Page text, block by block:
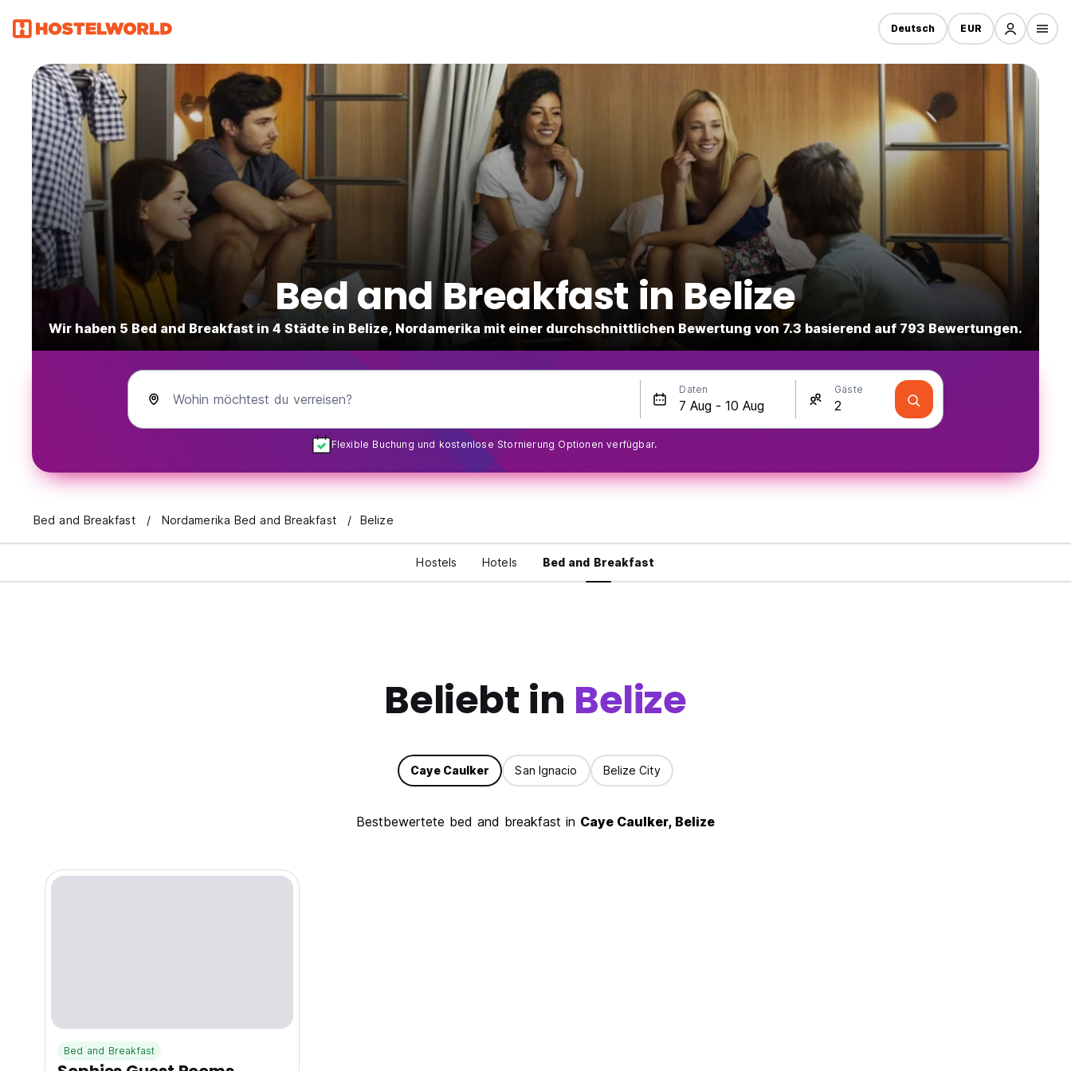
Deutsch EUR
Bed and Breakfast in Belize
Wir haben 5 Bed and Breakfast in 4 Städte in Belize, Nordamerika mit einer durchschnittlichen Bewertung von 7.3 basierend auf 793 Bewertungen.
Wohin möchtest du verreisen?
Daten Gäste
Flexible Buchung und kostenlose Stornierung Optionen verfügbar.
Bed and Breakfast Nordamerika Bed and Breakfast Belize
Hostels Hotels Bed and Breakfast
Beliebt in Belize
Caye Caulker San Ignacio Belize City
Bestbewertete bed and breakfast in Caye Caulker, Belize
Bed and Breakfast